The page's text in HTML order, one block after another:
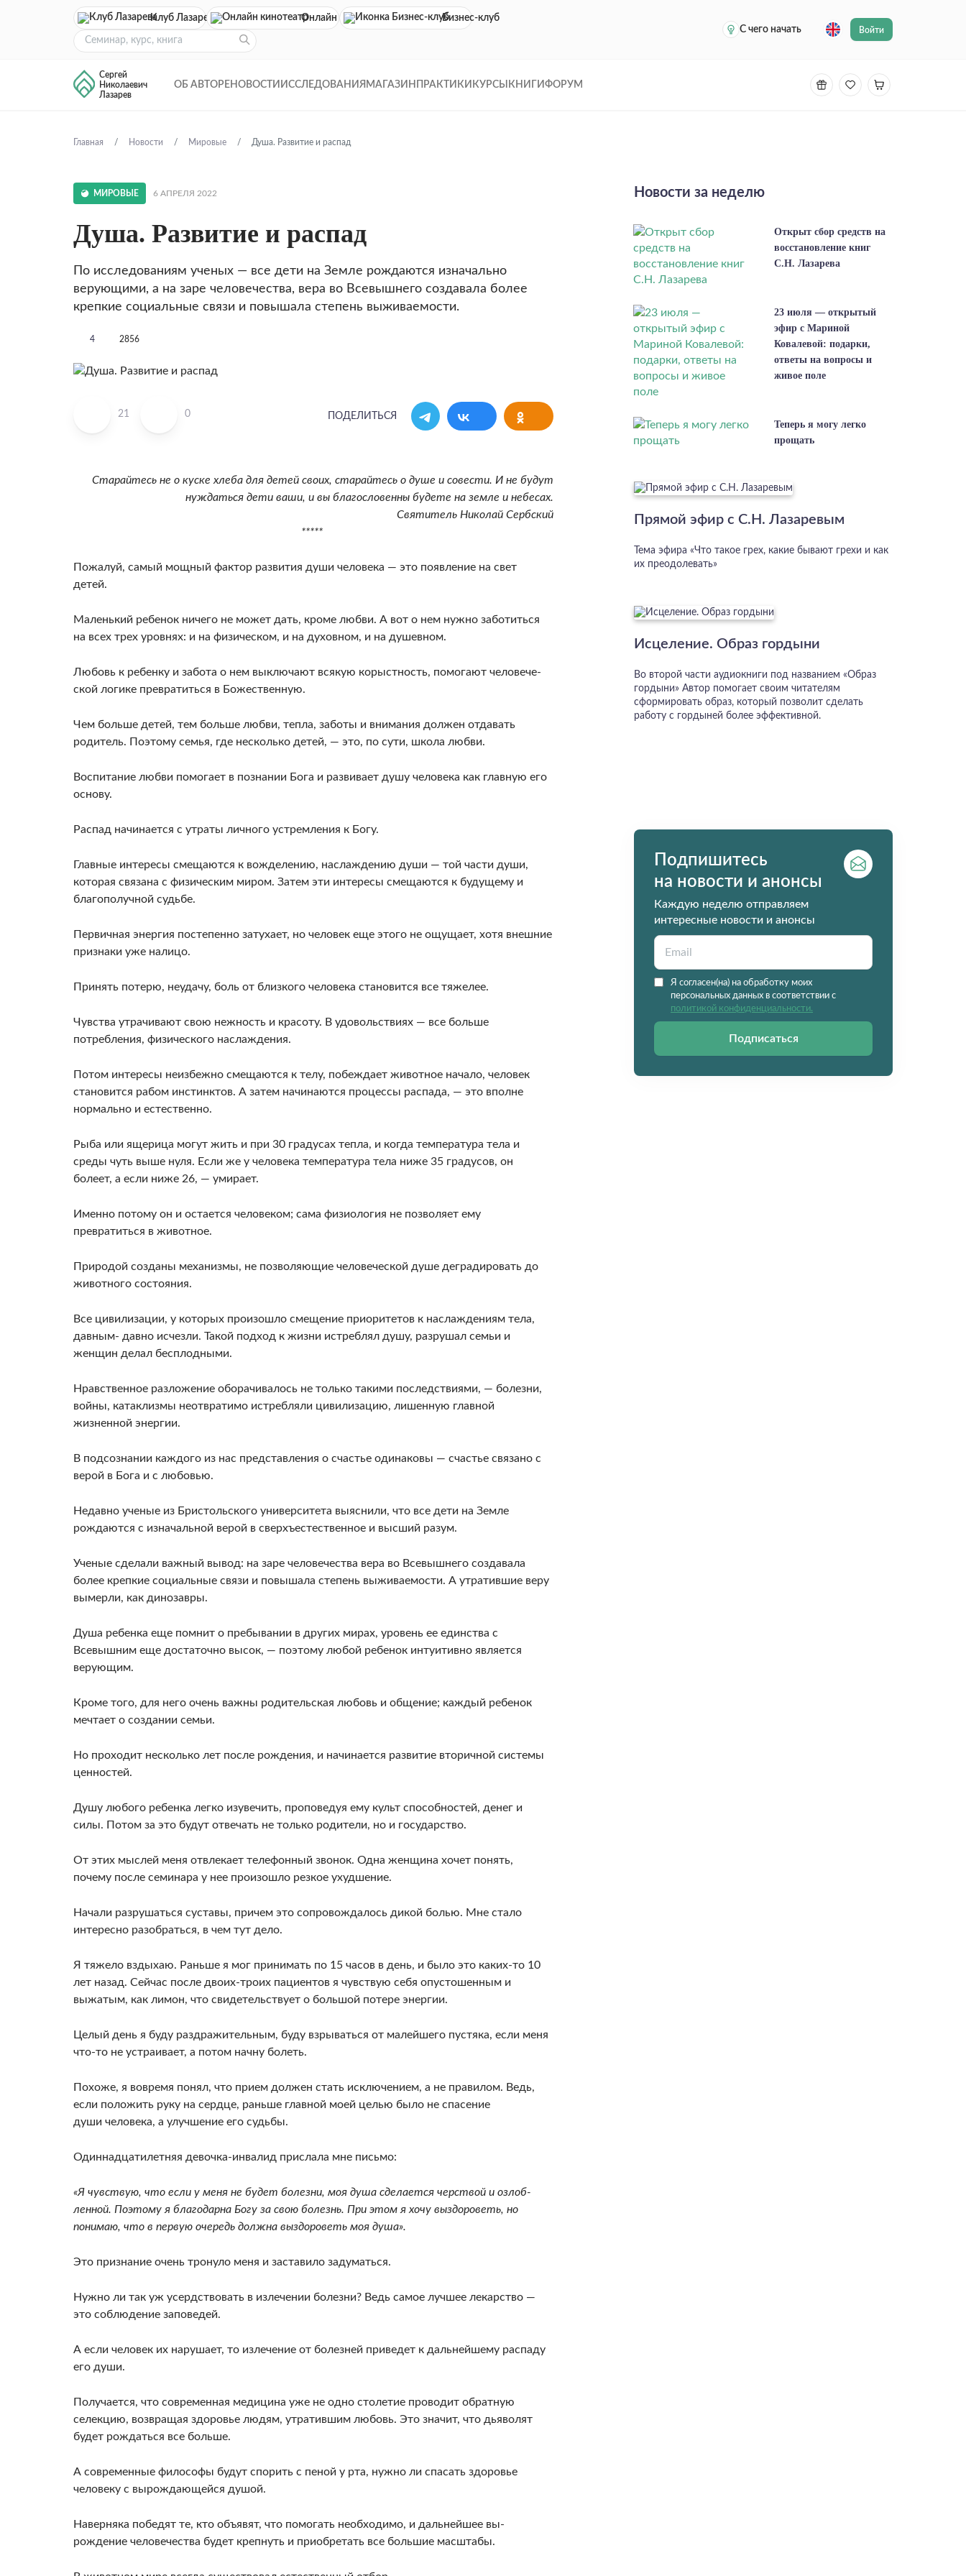
Клуб Лазарева Онлайн кинотеатр
Бизнес-клуб
С чего начать
Войти
Сергей
Николаевич
Лазарев
ОБ АВТОРЕ НОВОСТИ ИССЛЕДОВАНИЯ МАГАЗИН ПРАКТИКИ КУРСЫ КНИГИ ФОРУМ
Главная Новости Мировые Душа. Развитие и распад
МИРОВЫЕ 6 АПРЕЛЯ 2022
Душа. Развитие и распад
По исследованиям ученых — все дети на Земле рождаются изначально
верующими, а на заре человечества, вера во Всевыш­него создавала более
крепкие социальные связи и повышала степень выживаемости.
4 2856
21 0 ПОДЕЛИТЬСЯ
Старайтесь не о куске хлеба для детей своих, старайтесь о душе и совести. И не будут
нуждаться дети ваши, и вы благословенны будете на земле и небесах.
Святитель Николай Сербский
*****
Пожалуй, самый мощный фактор развития ду­ши человека — это появление на свет
детей.
Ма­ленький ребенок ничего не может дать, кроме любви. А вот о нем нужно заботиться
на всех трех уровнях: и на физическом, и на духовном, и на душевном.
Любовь к ребенку и забота о нем вы­ключают всякую корыстность, помогают человече­
ской логике превратиться в Божественную.
Чем больше детей, тем больше любви, тепла, заботы и внимания должен отдавать
родитель. Поэтому се­мья, где несколько детей, — это, по сути, школа любви.
Воспитание любви помогает в познании Бога и развивает душу человека как главную его
основу.
Распад начинается с утраты личного устремле­ния к Богу.
Главные интересы смещаются к вож­делению, наслаждению души — той части души,
которая связана с физическим миром. Затем эти интересы смещаются к будущему и
благополучной судьбе.
Первичная энергия постепенно затухает, но человек еще этого не ощущает, хотя внешние
признаки уже налицо.
Принять потерю, неудачу, боль от близкого человека становится все тяжелее.
Чувства утрачивают свою нежность и красоту. В удовольствиях — все больше
потребления, фи­зического наслаждения.
Потом интересы неизбеж­но смещаются к телу, побеждает животное начало, человек
становится рабом инстинктов. А затем на­чинаются процессы распада, — это вполне
норма­льно и естественно.
Рыба или ящерица могут жить и при 30 граду­сах тепла, и когда температура тела и
среды чуть выше нуля. Если же у человека температура тела ниже 35 градусов, он
болеет, а если ниже 26, — умирает.
Именно потому он и остается человеком; сама физиология не позволяет ему
превратиться в животное.
Природой созданы механизмы, не по­зволяющие человеческой душе деградировать до
животного состояния.
Все цивилизации, у которых произошло смеще­ние приоритетов к наслаждениям тела,
давным- давно исчезли. Такой подход к жизни истреблял душу, разрушал семьи и
женщин делал бесплод­ными.
Нравственное разложение оборачивалось не только такими последствиями, — болезни,
вой­ны, катаклизмы неотвратимо истребляли цивили­зацию, лишенную главной
жизненной энергии.
В подсознании каждого из нас представления о счастье одинаковы — счастье связано с
верой в Бога и с любовью.
Недавно ученые из Бристоль­ского университета выяснили, что все дети на Земле
рождаются с изначальной верой в сверхъес­тественное и высший разум.
Ученые сделали важ­ный вывод: на заре человечества вера во Всевыш­него создавала
более крепкие социальные связи и повышала степень выживаемости. А утратившие веру
вымерли, как динозавры.
Душа ребенка еще помнит о пребывании в дру­гих мирах, уровень ее единства с
Всевышним еще достаточно высок, — поэтому любой ребенок ин­туитивно является
верующим.
Кроме того, для него очень важны родительская любовь и обще­ние; каждый ребенок
мечтает о создании семьи.
Но проходит несколько лет после рождения, и на­чинается развитие вторичной системы
ценностей.
Душу любого ребенка легко изувечить, пропове­дуя ему культ способностей, денег и
силы. Потом за это будут отвечать не только родители, но и го­сударство.
От этих мыслей меня отвлекает телефонный звонок. Одна женщина хочет понять,
почему по­сле семинара у нее произошло резкое ухудшение.
Начали разрушаться суставы, причем это сопро­вождалось дикой болью. Мне стало
интересно ра­зобраться, в чем тут дело.
Я тяжело вздыхаю. Раньше я мог принимать по 15 часов в день, и было это каких-то 10
лет назад. Сейчас после двоих-троих пациентов я чувствую себя опустошенным и
выжатым, как лимон, что свидетельствует о большой потере энергии.
Целый день я буду раздражительным, буду взрываться от малейшего пустяка, если меня
что-то не устраива­ет, а потом начну болеть.
Похоже, я вовремя по­нял, что прием должен стать исключением, а не правилом. Ведь,
если положить руку на сердце, раньше главной моей целью было не спасение
души человека, а улучшение его судьбы.
Одиннадцатилетняя девочка-инвалид прислала мне письмо:
«Я чувствую, что если у меня не бу­дет болезни, моя душа сделается черствой и озлоб­
ленной. Поэтому я благодарна Богу за свою бо­лезнь. При этом я хочу выздороветь, но
понимаю, что в первую очередь должна выздороветь моя душа».
Это признание очень тронуло меня и за­ставило задуматься.
Нужно ли так уж усердство­вать в излечении болезни? Ведь самое лучшее лекарство —
это соблюдение заповедей.
А если че­ловек их нарушает, то излечение от болезней при­ведет к дальнейшему распаду
его души.
Получается, что современная медицина уже не одно столетие проводит обратную
селекцию, воз­вращая здоровье людям, утратившим любовь. Это значит, что дьяволят
будет рождаться все больше.
А современные философы будут спорить с пеной у рта, нужно ли спасать здоровье
человеку с вырож­дающейся душой.
Наверняка победят те, кто объя­вят, что помогать необходимо, и дальнейшее вы­
рождение человечества будет крепнуть и приобре­тать все большие масштабы.
Новости за неделю
Открыт сбор средств на
восстановление книг
С.Н. Лазарева
23 июля — открытый
эфир с Мариной
Ковалевой: подарки,
ответы на вопросы и
живое поле
Теперь я могу легко
прощать
Прямой эфир с С.Н. Лазаревым
Тема эфира «Что такое грех, какие бывают грехи и как
их преодолевать»
Исцеление. Образ гордыни
Во второй части аудиокниги под названием «Образ
гордыни» Автор помогает своим читателям
сформировать образ, который позволит сделать
работу с гордыней более эффективной.
Подпишитесь
на новости и анонсы
Каждую неделю отправляем
интересные новости и анонсы
Я согласен(на) на обработку моих
персональных данных в соответствии с
политикой конфиденциальности.
Подписаться